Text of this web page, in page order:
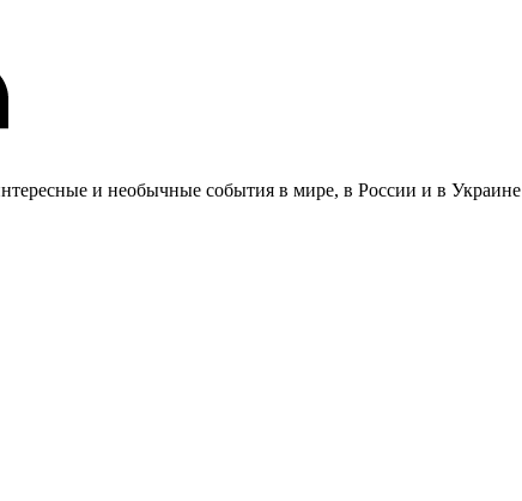
и необычные события в мире, в России и в Украине